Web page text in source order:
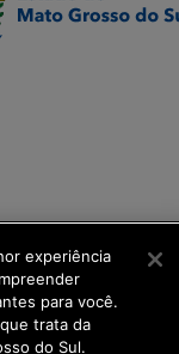
experiência
para você.
trata da
do Sul.